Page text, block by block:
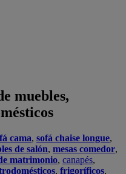
muebles,
cama, sofá chaise longue,
de salón, mesas comedor,
matrimonio, canapés,
, frigoríficos,